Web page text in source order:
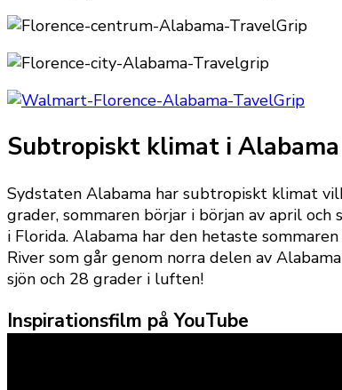
Subtropiskt klimat i Alabama
Sydstaten Alabama har subtropiskt klimat
grader, sommaren börjar i början av april
i Florida. Alabama har den hetaste
River som går genom norra delen av
sjön och 28 grader i luften!
Inspirationsfilm på YouTube